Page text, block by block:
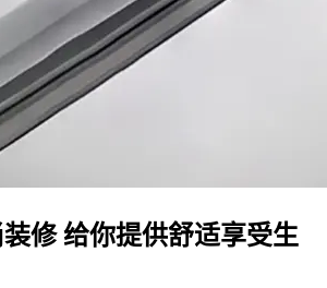
修 给你提供舒适享受生